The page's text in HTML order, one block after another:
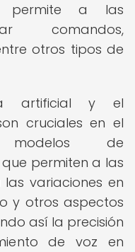
permite a las
comandos,
otros tipos de
artificial y el
cruciales en el
modelos de
permiten a las
variaciones en
y otros aspectos
así la precisión
de voz en